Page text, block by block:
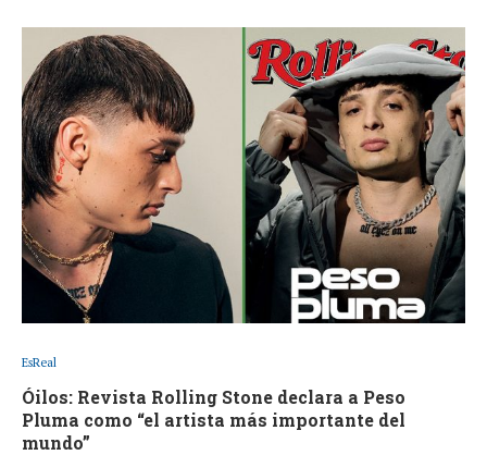
EsReal
Óilos: Revista Rolling Stone declara a Peso
Pluma como “el artista más importante del
mundo”